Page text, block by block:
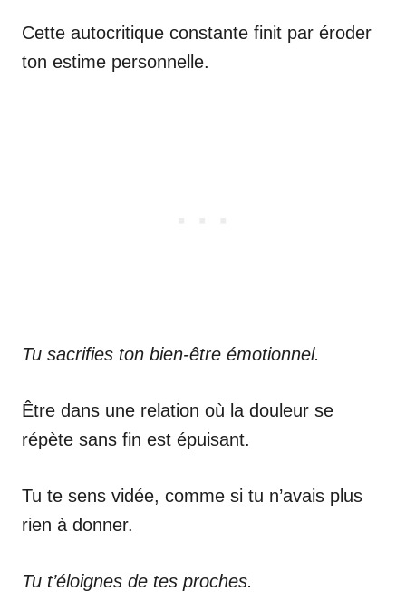
Cette autocritique constante finit par éroder
ton estime personnelle.
Tu sacrifies ton bien-être émotionnel.
Être dans une relation où la douleur se
répète sans fin est épuisant.
Tu te sens vidée, comme si tu n’avais plus
rien à donner.
Tu t’éloignes de tes proches.